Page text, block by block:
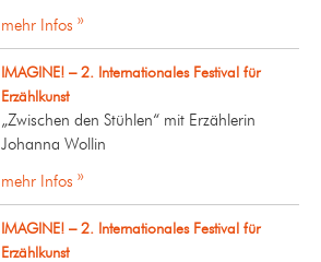
mehr Infos »
IMAGINE! – 2. Internationales Festival für
Erzählkunst
„Zwischen den Stühlen“ mit Erzählerin
Johanna Wollin
mehr Infos »
IMAGINE! – 2. Internationales Festival für
Erzählkunst